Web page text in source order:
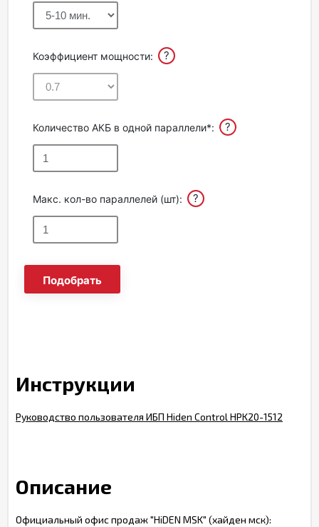
Коэффициент мощности: ?
Количество АКБ в одной параллели*: ?
Макс. кол-во параллелей (шт): ?
Подобрать
Инструкции
Руководство пользователя ИБП Hiden Control HPK20-1512
Описание
Официальный офис продаж "HiDEN MSK" (хайден мск):